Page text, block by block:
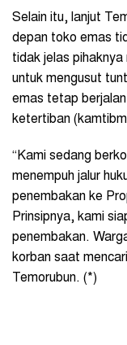
Selain itu, lanjut
depan toko emas
tidak jelas
untuk mengusut
emas tetap
ketertiban
“Kami sedang
menempuh jalur
penembakan ke
Prinsipnya, kami
penembakan.
korban saat
Temorubun. (*)